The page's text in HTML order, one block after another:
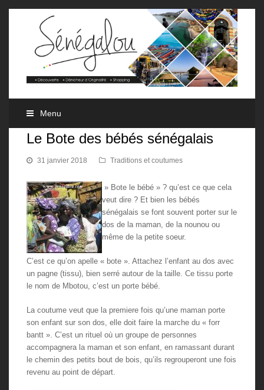
Menu
Le Bote des bébés sénégalais
31 janvier 2018 Traditions et coutumes
» Bote le bébé » ? qu’est ce que cela
veut dire ? Et bien les bébés
sénégalais se font souvent porter sur le
dos de la maman, de la nounou ou
même de la petite soeur.
C’est ce qu’on apelle « bote ». Attachez l’enfant au dos avec
un pagne (tissu), bien serré autour de la taille. Ce tissu porte
le nom de Mbotou, c’est un porte bébé.
La coutume veut que la premiere fois qu’une maman porte
son enfant sur son dos, elle doit faire la marche du « forr
bantt ». C’est un rituel où un groupe de personnes
accompagnera la maman et son enfant, en ramassant durant
le chemin des petits bout de bois, qu’ils regrouperont une fois
revenu au point de départ.